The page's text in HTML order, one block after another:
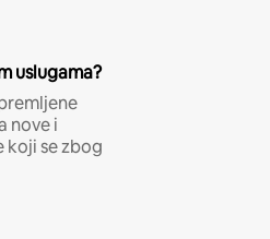
uslugama?
nove i
koji se zbog